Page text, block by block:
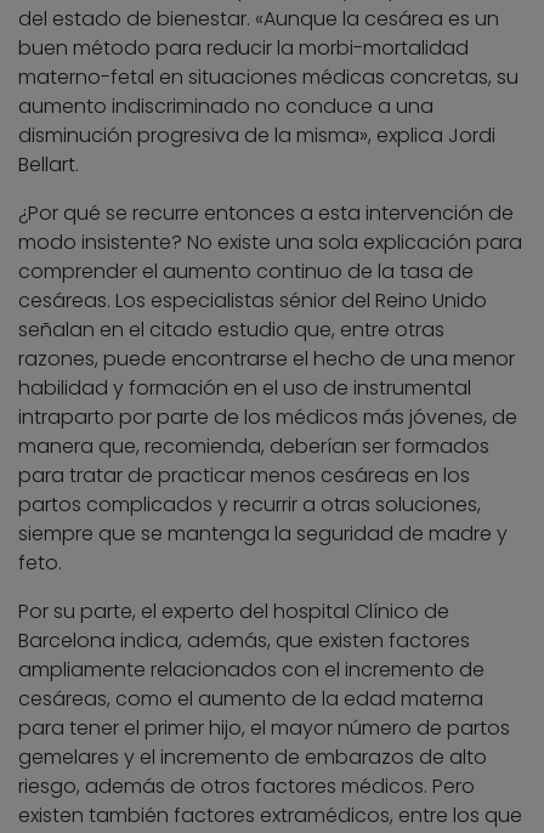
del estado de bienestar. «Aunque la cesárea es un
buen método para reducir la morbi-mortalidad
materno-fetal en situaciones médicas concretas, su
aumento indiscriminado no conduce a una
disminución progresiva de la misma», explica Jordi
Bellart.
¿Por qué se recurre entonces a esta intervención de
modo insistente? No existe una sola explicación para
comprender el aumento continuo de la tasa de
cesáreas. Los especialistas sénior del Reino Unido
señalan en el citado estudio que, entre otras
razones, puede encontrarse el hecho de una menor
habilidad y formación en el uso de instrumental
intraparto por parte de los médicos más jóvenes, de
manera que, recomienda, deberían ser formados
para tratar de practicar menos cesáreas en los
partos complicados y recurrir a otras soluciones,
siempre que se mantenga la seguridad de madre y
feto.
Por su parte, el experto del hospital Clínico de
Barcelona indica, además, que existen factores
ampliamente relacionados con el incremento de
cesáreas, como el aumento de la edad materna
para tener el primer hijo, el mayor número de partos
gemelares y el incremento de embarazos de alto
riesgo, además de otros factores médicos. Pero
existen también factores extramédicos, entre los que